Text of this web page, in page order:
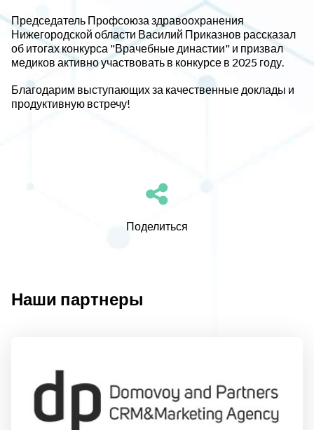
Председатель Профсоюза здравоохранения
Нижегородской области Василий Приказнов рассказал
об итогах конкурса "Врачебные династии" и призвал
медиков активно участвовать в конкурсе в 2025 году.
Благодарим выступающих за качественные доклады и
продуктивную встречу!
Поделиться
Наши партнеры